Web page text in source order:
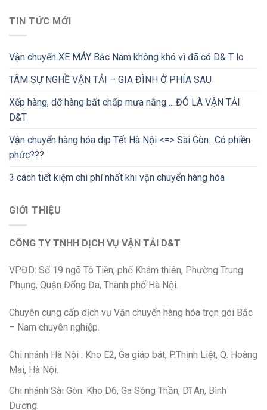
TIN TỨC MỚI
Vận chuyển XE MÁY Bắc Nam không khó vì đã có D& T lo
TÂM SỰ NGHỀ VẬN TẢI – GIA ĐÌNH Ở PHÍA SAU
Xếp hàng, dỡ hàng bất chấp mưa nắng…..ĐÓ LÀ VẬN TẢI
D&T
Vận chuyển hàng hóa dịp Tết Hà Nội <=> Sài Gòn…Có phiền
phức???
3 cách tiết kiệm chi phí nhất khi vận chuyển hàng hóa
GIỚI THIỆU
CÔNG TY TNHH DỊCH VỤ VẬN TẢI D&T
VPĐD: Số 19 ngõ Tô Tiền, phố Khâm thiên, Phường Trung
Phụng, Quận Đống Đa, Thành phố Hà Nội.
Chuyên cung cấp dịch vụ Vận chuyển hàng hóa trọn gói Bắc
– Nam chuyên nghiệp.
Chi nhánh Hà Nội : Kho E2, Ga giáp bát, P.Thịnh Liệt, Q. Hoàng
Mai, Hà Nội.
Chi nhánh Sài Gòn: Kho D6, Ga Sóng Thần, Dĩ An, Bình
Dương.